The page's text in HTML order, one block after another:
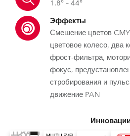
1.8° – 44°
Эффекты
Смешение цветов
цветовое колесо, два
фрост-фильтра,
фокус,
стробирования и
движение PAN